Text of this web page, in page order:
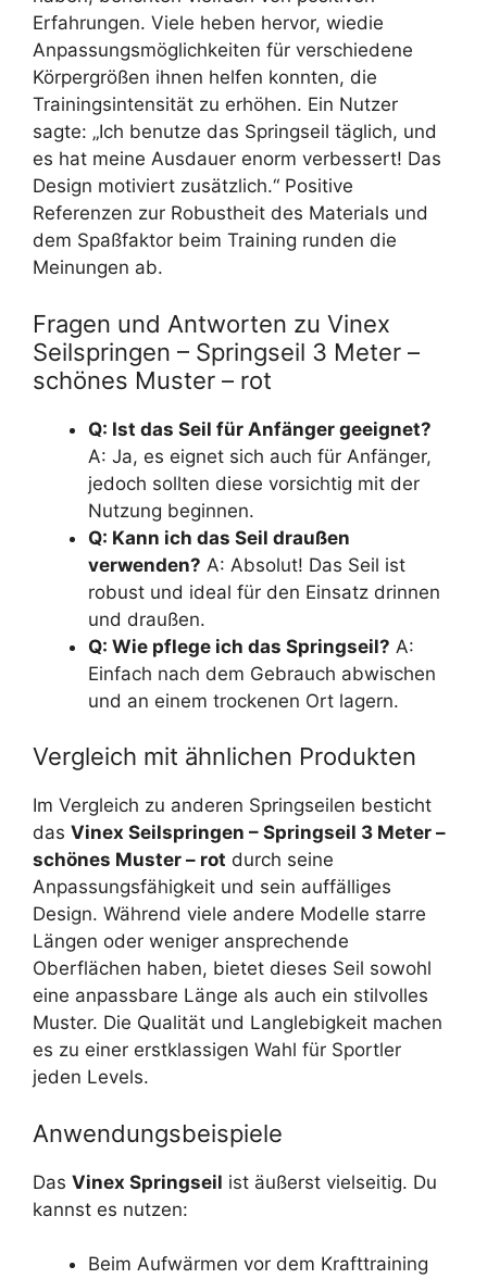
Erfahrungen. Viele heben hervor, wiedie
Anpassungsmöglichkeiten für verschiedene
Körpergrößen ihnen helfen konnten, die
Trainingsintensität zu erhöhen. Ein Nutzer
sagte: „Ich benutze das Springseil täglich, und
es hat meine Ausdauer enorm verbessert! Das
Design motiviert zusätzlich.“ Positive
Referenzen zur Robustheit des Materials und
dem Spaßfaktor beim Training runden die
Meinungen ab.
Fragen und Antworten zu Vinex
Seilspringen – Springseil 3 Meter –
schönes Muster – rot
Q: Ist das Seil für Anfänger geeignet?
A: Ja, es eignet sich auch für Anfänger,
jedoch sollten diese vorsichtig mit der
Nutzung beginnen.
Q: Kann ich das Seil draußen
verwenden? A: Absolut! Das Seil ist
robust und ideal für den Einsatz drinnen
und draußen.
Q: Wie pflege ich das Springseil? A:
Einfach nach dem Gebrauch abwischen
und an einem trockenen Ort lagern.
Vergleich mit ähnlichen Produkten
Im Vergleich zu anderen Springseilen besticht
das Vinex Seilspringen – Springseil 3 Meter –
schönes Muster – rot durch seine
Anpassungsfähigkeit und sein auffälliges
Design. Während viele andere Modelle starre
Längen oder weniger ansprechende
Oberflächen haben, bietet dieses Seil sowohl
eine anpassbare Länge als auch ein stilvolles
Muster. Die Qualität und Langlebigkeit machen
es zu einer erstklassigen Wahl für Sportler
jeden Levels.
Anwendungsbeispiele
Das Vinex Springseil ist äußerst vielseitig. Du
kannst es nutzen:
Beim Aufwärmen vor dem Krafttraining